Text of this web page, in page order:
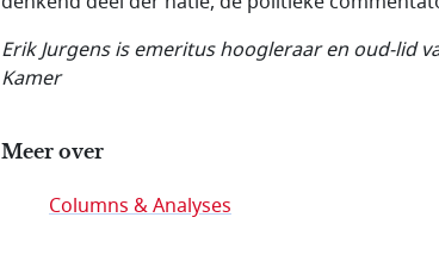
Erik Jurgens is emeritus hoogleraar en oud-lid
Kamer
Meer over
Columns & Analyses